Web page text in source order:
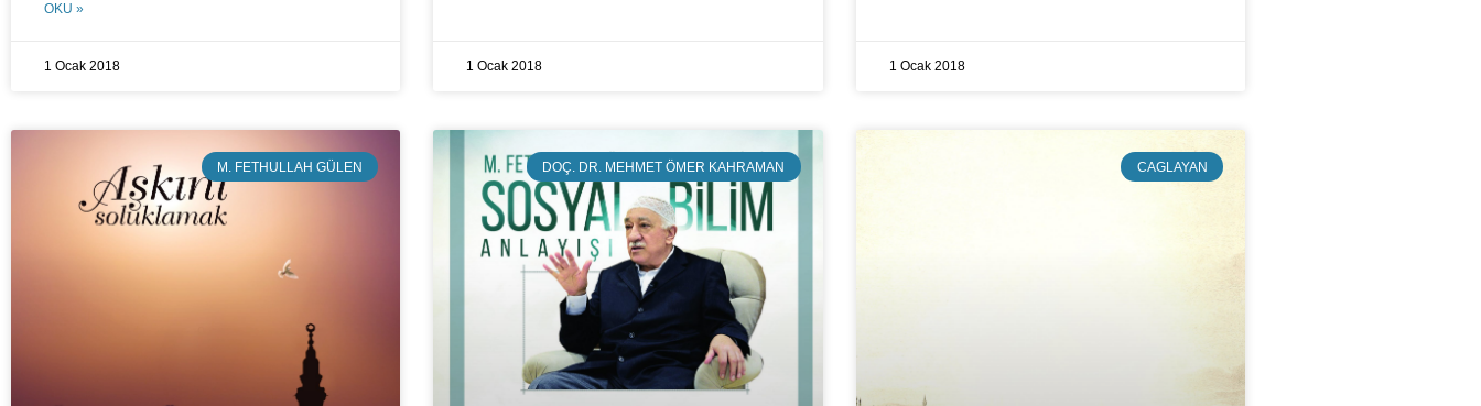
OKU »
1 Ocak 2018 1 Ocak 2018 1 Ocak 2018
M. FETHULLAH GÜLEN DOÇ. DR. MEHMET ÖMER KAHRAMAN CAGLAYAN